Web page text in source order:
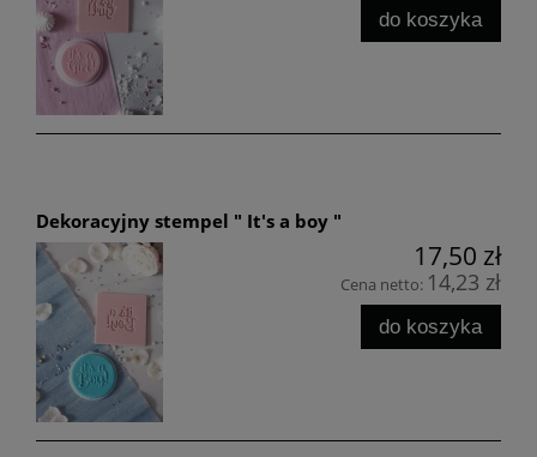
do koszyka
Dekoracyjny stempel " It's a boy "
17,50 zł
Cena netto: 14,23 zł
do koszyka